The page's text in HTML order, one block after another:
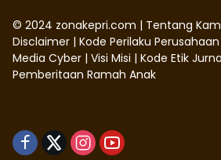
© 2024 zonakepri.com | Tentang
Disclaimer | Kode Perilaku Perusahaan
Media Cyber | Visi Misi | Kode Etik
Pemberitaan Ramah Anak